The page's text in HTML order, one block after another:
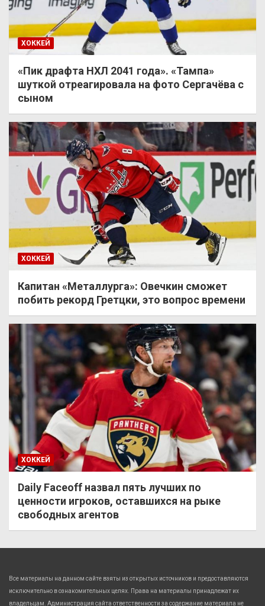
ХОККЕЙ
«Пик драфта НХЛ 2041 года». «Тампа»
шуткой отреагировала на фото Сергачёва с
сыном
ХОККЕЙ
Капитан «Металлурга»: Овечкин сможет
побить рекорд Гретцки, это вопрос времени
ХОККЕЙ
Daily Faceoff назвал пять лучших по
ценности игроков, оставшихся на рыке
свободных агентов
Все материалы на данном сайте взяты из открытых источников и предоставляются
исключительно в ознакомительных целях. Права на материалы принадлежат их
владельцам. Администрация сайта ответственности за содержание материала не